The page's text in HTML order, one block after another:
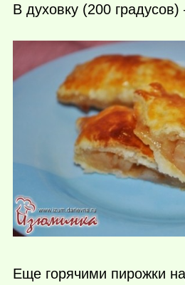
В духовку (200
Еще горячими пирожки